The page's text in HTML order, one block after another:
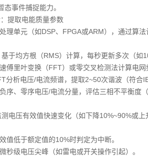
态事件捕捉能力。
提取电能质量参数
理单元（如DSP、FPGA或ARM），通过算法
于均方根（RMS）计算，每秒更新多次（如
傅里叶变换（FFT）或零交叉检测法计算电网
分析电压/电流频谱，提取2~50次谐波（符合
序、零序电压/电流分量，评估三相不平衡度
电压有效值快速变化（如下降10%~90%或
值低于额定值的10%时判定为中断。
秒级电压尖峰（如雷电或开关操作引起）。